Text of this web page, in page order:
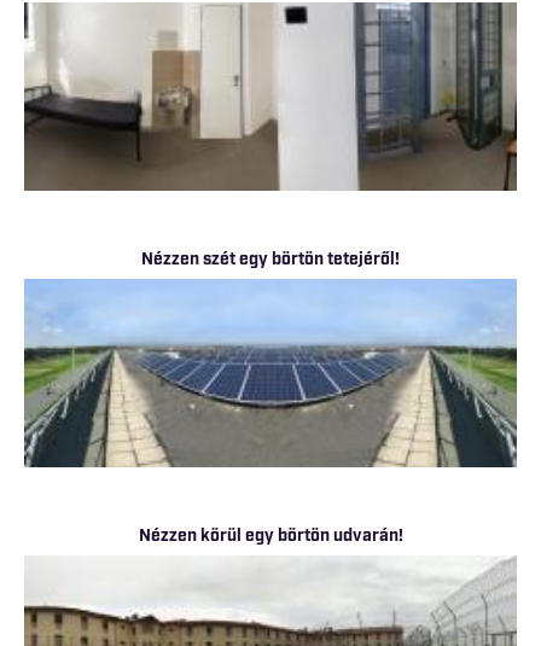
Nézzen szét egy börtön tetejéről!
Nézzen körül egy börtön udvarán!